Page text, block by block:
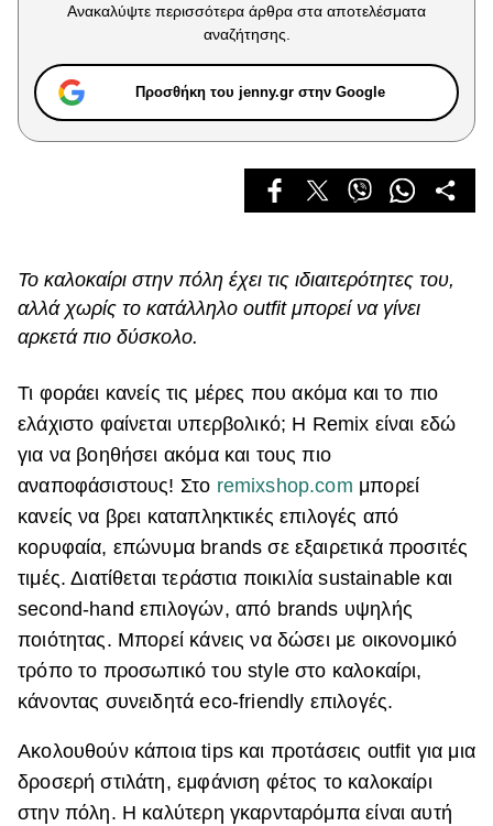
Πρόσωπα
Celebrities
Συνεντεύξεις
Who
Living
Deco
Cooking
Green
Αφιερώματα
ΒΟΞ
Χωρίς Ταμπέλες
Women's Forum
Ανακαλύψτε περισσότερα άρθρα στα αποτελέσματα
αναζήτησης.
Προσθήκη του jenny.gr στην Google
Το καλοκαίρι στην πόλη έχει τις ιδιαιτερότητες του,
αλλά χωρίς το κατάλληλο outfit μπορεί να γίνει
αρκετά πιο δύσκολο.
Τι φοράει κανείς τις μέρες που ακόμα και το πιο
ελάχιστο φαίνεται υπερβολικό; Η Remix είναι εδώ
για να βοηθήσει ακόμα και τους πιο
αναποφάσιστους! Στο remixshop.com μπορεί
κανείς να βρει καταπληκτικές επιλογές από
κορυφαία, επώνυμα brands σε εξαιρετικά προσιτές
τιμές. Διατίθεται τεράστια ποικιλία sustainable και
second-hand επιλογών, από brands υψηλής
ποιότητας. Μπορεί κάνεις να δώσει με οικονομικό
τρόπο το προσωπικό του style στο καλοκαίρι,
κάνοντας συνειδητά eco-friendly επιλογές.
Ακολουθούν κάποια tips και προτάσεις outfit για μια
δροσερή στιλάτη, εμφάνιση φέτος το καλοκαίρι
στην πόλη. Η καλύτερη γκαρνταρόμπα είναι αυτή